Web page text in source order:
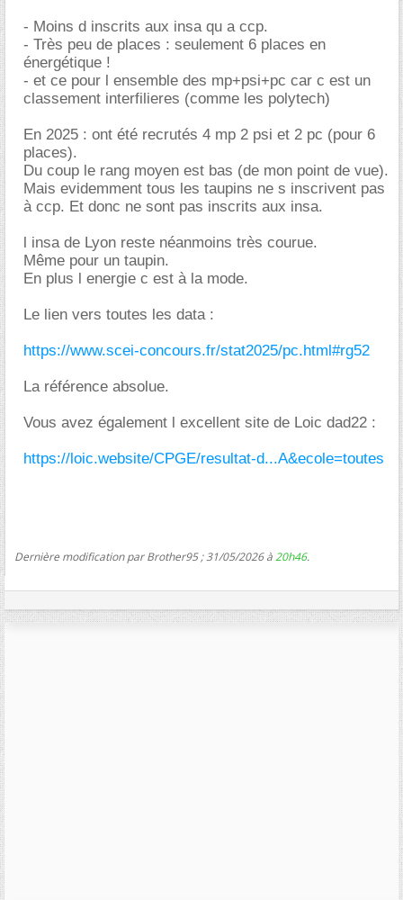
- Moins d inscrits aux insa qu a ccp.
- Très peu de places : seulement 6 places en
énergétique !
- et ce pour l ensemble des mp+psi+pc car c est un
classement interfilieres (comme les polytech)
En 2025 : ont été recrutés 4 mp 2 psi et 2 pc (pour 6
places).
Du coup le rang moyen est bas (de mon point de vue).
Mais evidemment tous les taupins ne s inscrivent pas
à ccp. Et donc ne sont pas inscrits aux insa.
l insa de Lyon reste néanmoins très courue.
Même pour un taupin.
En plus l energie c est à la mode.
Le lien vers toutes les data :
https://www.scei-concours.fr/stat2025/pc.html#rg52
La référence absolue.
Vous avez également l excellent site de Loic dad22 :
https://loic.website/CPGE/resultat-d...A&ecole=toutes
Dernière modification par Brother95 ; 31/05/2026 à20h46.